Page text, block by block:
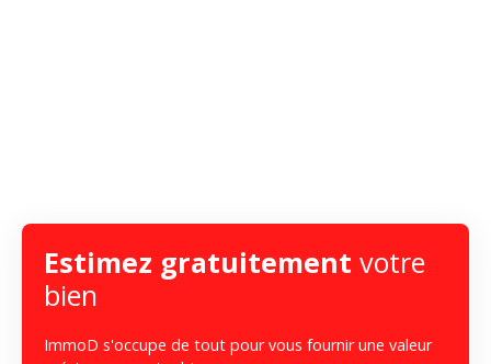
Estimez gratuitement votre
bien
ImmoD s'occupe de tout pour vous fournir une valeur